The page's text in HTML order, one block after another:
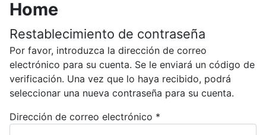
Home
Restablecimiento de contraseña
Por favor, introduzca la dirección de correo
electrónico para su cuenta. Se le enviará un código de
verificación. Una vez que lo haya recibido, podrá
seleccionar una nueva contraseña para su cuenta.
Dirección de correo electrónico *